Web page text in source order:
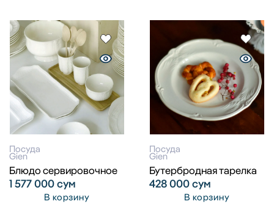
Посуда
Gien
Блюдо сервировочное
1 577 000сум
В корзину
Посуда
Gien
Бутербродная тарелка
428 000сум
В корзину